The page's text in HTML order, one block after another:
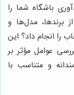
باشگاه شما را
برندها، مدل‌ها و
را انجام داد؟ این
عوامل مؤثر بر
و متناسب با